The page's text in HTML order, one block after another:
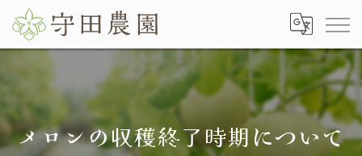
メロンの収穫終了時期について